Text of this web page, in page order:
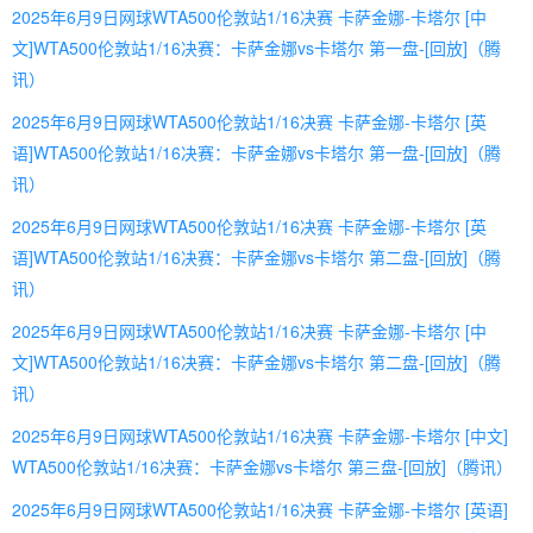
2025年6月9日网球WTA500伦敦站1/16决赛 卡萨金娜-卡塔尔 [中
文]WTA500伦敦站1/16决赛：卡萨金娜vs卡塔尔 第一盘-[回放]（腾
讯）
2025年6月9日网球WTA500伦敦站1/16决赛 卡萨金娜-卡塔尔 [英
语]WTA500伦敦站1/16决赛：卡萨金娜vs卡塔尔 第一盘-[回放]（腾
讯）
2025年6月9日网球WTA500伦敦站1/16决赛 卡萨金娜-卡塔尔 [英
语]WTA500伦敦站1/16决赛：卡萨金娜vs卡塔尔 第二盘-[回放]（腾
讯）
2025年6月9日网球WTA500伦敦站1/16决赛 卡萨金娜-卡塔尔 [中
文]WTA500伦敦站1/16决赛：卡萨金娜vs卡塔尔 第二盘-[回放]（腾
讯）
2025年6月9日网球WTA500伦敦站1/16决赛 卡萨金娜-卡塔尔 [中文]
WTA500伦敦站1/16决赛：卡萨金娜vs卡塔尔 第三盘-[回放]（腾讯）
2025年6月9日网球WTA500伦敦站1/16决赛 卡萨金娜-卡塔尔 [英语]